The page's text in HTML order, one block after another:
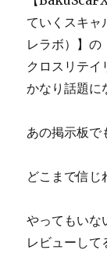
ていくスキ
レラボ）】の
クロスリテイ
かなり話題に
あの掲示板で
どこまで信じ
やってもいな
レビューして